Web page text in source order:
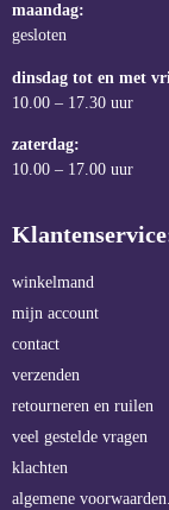
maandag:
gesloten
dinsdag tot en met
10.00 – 17.30 uur
zaterdag:
10.00 – 17.00 uur
winkelmand
mijn account
contact
verzenden
retourneren en ruilen
veel gestelde vragen
klachten
algemene voorwaarden.